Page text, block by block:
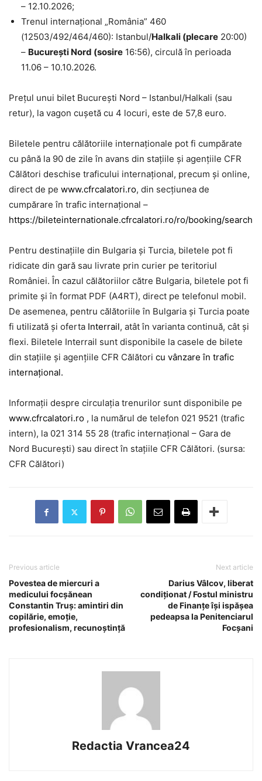
– 12.10.2026;
Trenul internațional „România” 460
(12503/492/464/460): Istanbul/Halkali (plecare 20:00)
– București Nord (sosire 16:56), circulă în perioada
11.06 – 10.10.2026.
Prețul unui bilet București Nord – Istanbul/Halkali (sau
retur), la vagon cușetă cu 4 locuri, este de 57,8 euro.
Biletele pentru călătoriile internaționale pot fi cumpărate
cu până la 90 de zile în avans din stațiile și agențiile CFR
Călători deschise traficului internațional, precum și online,
direct de pe www.cfrcalatori.ro, din secțiunea de
cumpărare în trafic internațional –
https://bileteinternationale.cfrcalatori.ro/ro/booking/search
Pentru destinațiile din Bulgaria și Turcia, biletele pot fi
ridicate din gară sau livrate prin curier pe teritoriul
României. În cazul călătoriilor către Bulgaria, biletele pot fi
primite și în format PDF (A4RT), direct pe telefonul mobil.
De asemenea, pentru călătoriile în Bulgaria și Turcia poate
fi utilizată și oferta Interrail, atât în varianta continuă, cât și
flexi. Biletele Interrail sunt disponibile la casele de bilete
din stațiile și agențiile CFR Călători cu vânzare în trafic
internațional.
Informații despre circulația trenurilor sunt disponibile pe
www.cfrcalatori.ro , la numărul de telefon 021 9521 (trafic
intern), la 021 314 55 28 (trafic internațional – Gara de
Nord București) sau direct în stațiile CFR Călători. (sursa:
CFR Călători)
Previous article
Povestea de miercuri a
medicului focșănean
Constantin Truș: amintiri din
copilărie, emoție,
profesionalism, recunoștință
Next article
Darius Vâlcov, liberat
condiționat / Fostul ministru
de Finanțe își ispășea
pedeapsa la Penitenciarul
Focșani
Redactia Vrancea24